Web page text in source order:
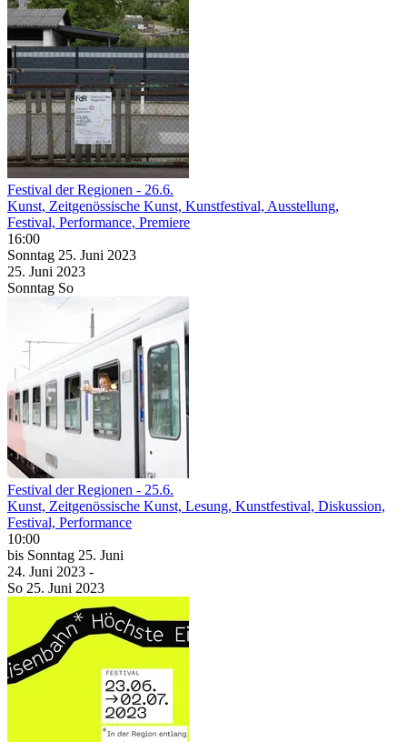
Festival der Regionen - 26.6.
Kunst, Zeitgenössische Kunst, Kunstfestival, Ausstellung,
Festival, Performance, Premiere
16:00
Sonntag 25. Juni 2023
25. Juni 2023
Sonntag So
Festival der Regionen - 25.6.
Kunst, Zeitgenössische Kunst, Lesung, Kunstfestival, Diskussion,
Festival, Performance
10:00
bis Sonntag 25. Juni
24. Juni 2023 -
So 25. Juni 2023